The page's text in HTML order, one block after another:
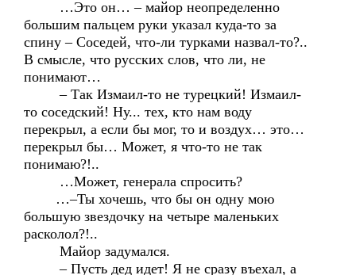
…Это он… – майор неопределенно
большим пальцем руки указал куда-то за
спину – Соседей, что-ли турками назвал-то?..
В смысле, что русских слов, что ли, не
понимают…
– Так Измаил-то не турецкий! Измаил-
то соседский! Ну... тех, кто нам воду
перекрыл, а если бы мог, то и воздух… это…
перекрыл бы… Может, я что-то не так
понимаю?!..
…Может, генерала спросить?
…–Ты хочешь, что бы он одну мою
большую звездочку на четыре маленьких
расколол?!..
Майор задумался.
– Пусть дед идет! Я не сразу въехал, а